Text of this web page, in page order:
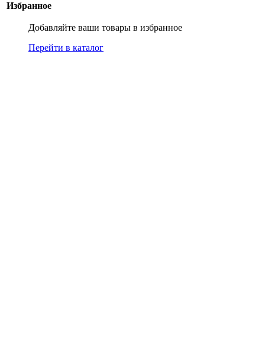
Избранное
Добавляйте ваши товары в избранное
Перейти в каталог